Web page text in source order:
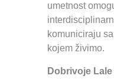
umetnost
komuniciraju
kojem živimo.
Dobrivoje